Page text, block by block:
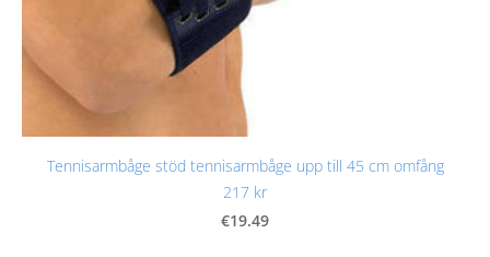
Tennisarmbåge stöd tennisarmbåge upp till 45 cm omfång
217 kr
€19.49